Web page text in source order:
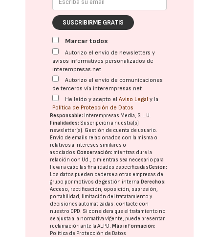
SUSCRIBIRME GRATIS
Marcar todos
Autorizo el envío de newsletters y
avisos informativos personalizados de
interempresas.net
Autorizo el envío de comunicaciones
de terceros vía interempresas.net
He leído y acepto elAviso Legal y la
Política de Protección de Datos
Responsable: Interempresas Media, S.L.U.
Finalidades: Suscripción a nuestra(s)
newsletter(s). Gestión de cuenta de usuario.
Envío de emails relacionados con la misma o
relativos a intereses similares o
asociados.Conservación: mientras dure la
relación con Ud., o mientras sea necesario para
llevar a cabo las finalidades especificadasCesión:
Los datos pueden cederse a otras empresas del
grupo por motivos de gestión interna.Derechos:
Acceso, rectificación, oposición, supresión,
portabilidad, limitación del tratatamiento y
decisiones automatizadas: contacte con
nuestro DPD. Si considera que el tratamiento no
se ajusta a la normativa vigente, puede presentar
reclamación ante laAEPD.Más información:
Política de Protección de Datos